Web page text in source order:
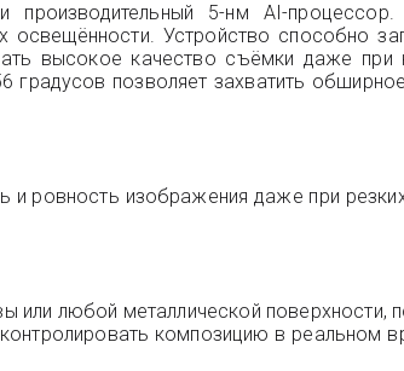
5-нм AI-
Устройство способно
высокое качество съёмки даже
позволяет захватить
и ровность изображения даже при
или любой металлической поверхности,
композицию в реальном